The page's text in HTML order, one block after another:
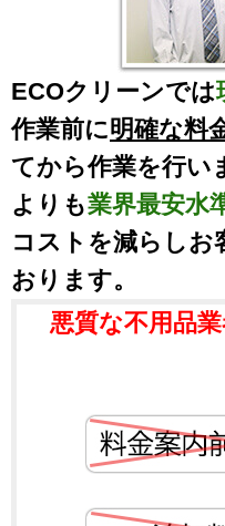
ECOクリーンでは
作業前に明確な料
てから作業を行い
よりも業界最安水
コストを減らしお
おります。
悪質な不用品